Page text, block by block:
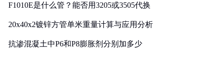
F1010E是什么管？能否用3205或3505代换
20x40x2镀锌方管单米重量计算与应用分析
抗渗混凝土中P6和P8膨胀剂分别加多少